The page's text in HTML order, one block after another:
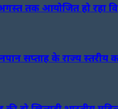
तक आयोजित हो रहा
सप्ताह के राज्य